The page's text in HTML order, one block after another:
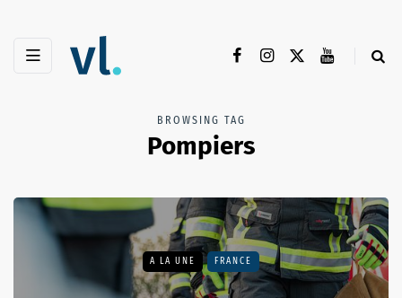
BROWSING TAG
Pompiers
A LA UNE FRANCE